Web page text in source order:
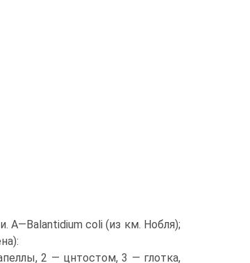
А—Balantidium coli (из км. Нобля);
2 — цнтостом, 3 — глотка,